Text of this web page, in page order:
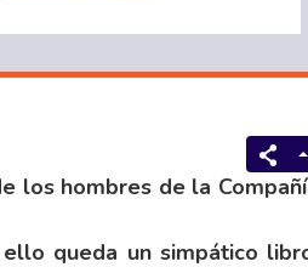
los hombres de la
queda un simpático